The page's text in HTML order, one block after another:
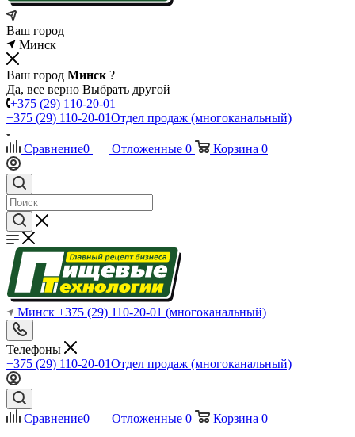
Ваш город
Минск
Ваш город Минск ?
Да, все верно Выбрать другой
+375 (29) 110-20-01
+375 (29) 110-20-01Отдел продаж (многоканальный)
Сравнение0 Отложенные 0 Корзина 0
Минск +375 (29) 110-20-01 (многоканальный)
Телефоны
+375 (29) 110-20-01Отдел продаж (многоканальный)
Сравнение0 Отложенные 0 Корзина 0